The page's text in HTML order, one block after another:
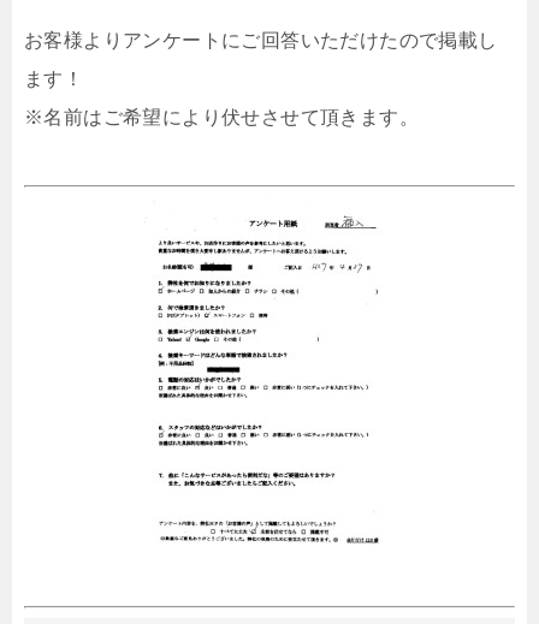
お客様よりアンケートにご回答いただけたので掲載し
ます！
※名前はご希望により伏せさせて頂きます。